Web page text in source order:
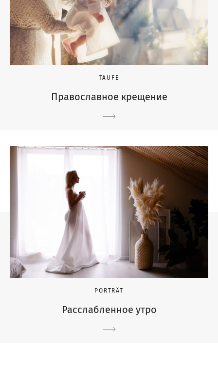
TAUFE
Православное крещение
PORTRÄT
Расслабленное утро